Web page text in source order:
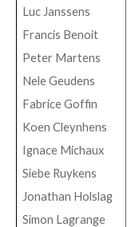
Luc Janssens
Francis Benoit
Peter Martens
Nele Geudens
Fabrice Goffin
Koen Cleynhens
Ignace Michaux
Siebe Ruykens
Jonathan Holslag
Simon Lagrange